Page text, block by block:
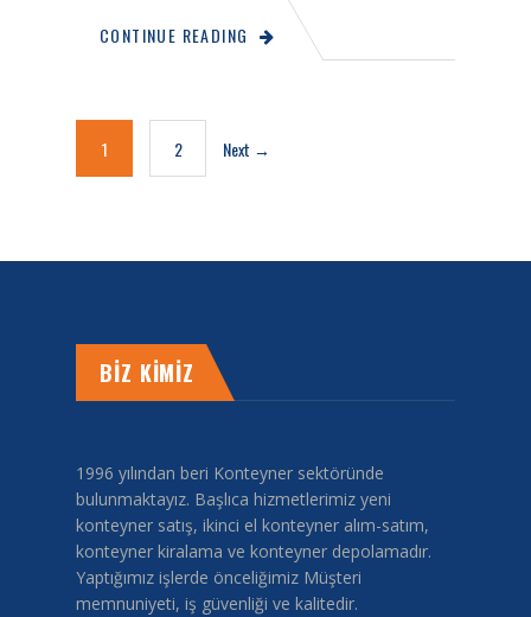
CONTINUE READING
1 2 Next →
BİZ KİMİZ
1996 yılından beri Konteyner sektöründe
bulunmaktayız. Başlıca hizmetlerimiz yeni
konteyner satış, ikinci el konteyner alım-satım,
konteyner kiralama ve konteyner depolamadır.
Yaptığımız işlerde önceliğimiz Müşteri
memnuniyeti, iş güvenliği ve kalitedir.